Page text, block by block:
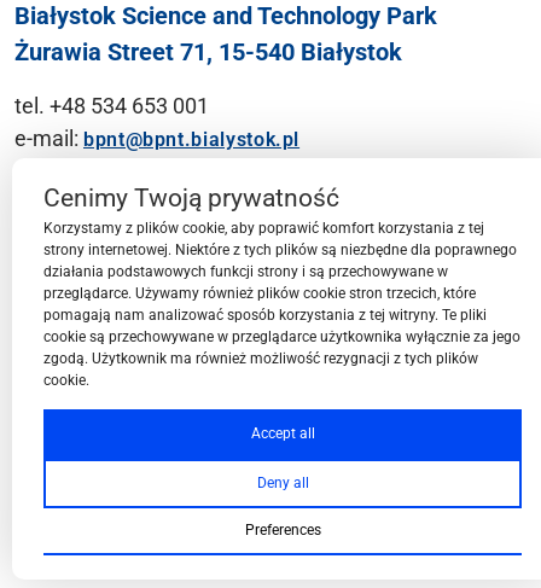
Białystok Science and Technology Park
Żurawia Street 71, 15-540 Białystok
tel. +48 534 653 001
e-mail: bpnt@bpnt.bialystok.pl
Contact
BPN-T Area
BPN-T Offer
Cenimy Twoją prywatność
Korzystamy z plików cookie, aby poprawić komfort korzystania z tej
strony internetowej. Niektóre z tych plików są niezbędne dla poprawnego
działania podstawowych funkcji strony i są przechowywane w
przeglądarce. Używamy również plików cookie stron trzecich, które
pomagają nam analizować sposób korzystania z tej witryny. Te pliki
cookie są przechowywane w przeglądarce użytkownika wyłącznie za jego
zgodą. Użytkownik ma również możliwość rezygnacji z tych plików
cookie.
Accept all
Deny all
Preferences